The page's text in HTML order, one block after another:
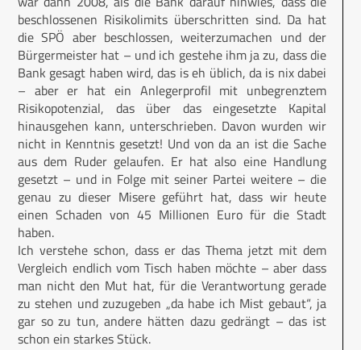
beschlossenen Risikolimits überschritten sind. Da hat
die SPÖ aber beschlossen, weiterzumachen und der
Bürgermeister hat – und ich gestehe ihm ja zu, dass die
Bank gesagt haben wird, das is eh üblich, da is nix dabei
– aber er hat ein Anlegerprofil mit unbegrenztem
Risikopotenzial, das über das eingesetzte Kapital
hinausgehen kann, unterschrieben. Davon wurden wir
nicht in Kenntnis gesetzt! Und von da an ist die Sache
aus dem Ruder gelaufen. Er hat also eine Handlung
gesetzt – und in Folge mit seiner Partei weitere – die
genau zu dieser Misere geführt hat, dass wir heute
einen Schaden von 45 Millionen Euro für die Stadt
haben.
Ich verstehe schon, dass er das Thema jetzt mit dem
Vergleich endlich vom Tisch haben möchte – aber dass
man nicht den Mut hat, für die Verantwortung gerade
zu stehen und zuzugeben „da habe ich Mist gebaut“, ja
gar so zu tun, andere hätten dazu gedrängt – das ist
schon ein starkes Stück.